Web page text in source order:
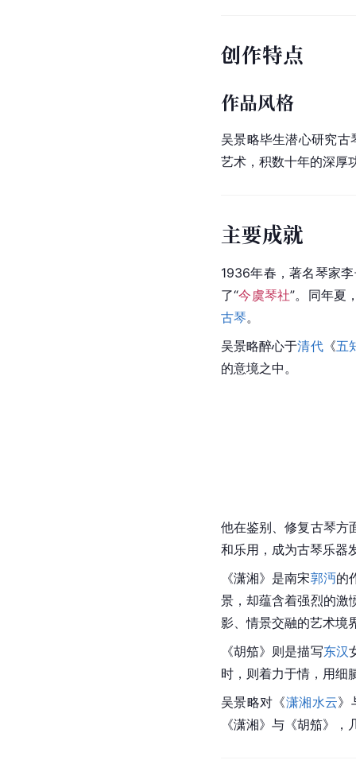
创作特点
作品风格
吴景略毕生潜心研究
艺术，积数十年的深厚
主要成就
1936年春，著名琴家
了“今虞琴社”。同年夏
古琴。
吴景略醉心于清代《五
的意境之中。
他在鉴别、修复古琴方
和乐用，成为古琴乐器
《潇湘》是南宋郭沔的
景，却蕴含着强烈的激
影、情景交融的艺术境
《胡笳》则是描写东汉
时，则着力于情，用细
吴景略对《潇湘水云》
《潇湘》与《胡笳》